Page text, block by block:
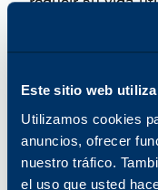
Este sitio web
Utilizamos cookies
anuncios, ofrecer
nuestro tráfico.
el uso que usted
huellas
reducir
contaminantes
concentraciones
superficie de la
puede hacer que